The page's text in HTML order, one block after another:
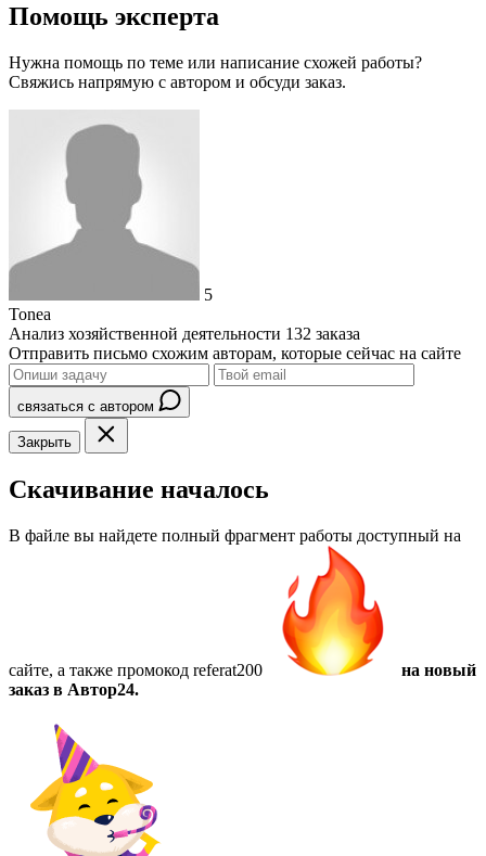
Помощь эксперта
Нужна помощь по теме или написание схожей работы?
Свяжись напрямую с автором и обсуди заказ.
5
Tonea
Анализ хозяйственной деятельности 132 заказа
Отправить письмо схожим авторам, которые сейчас на сайте
связаться с автором
Закрыть
Скачивание началось
В файле вы найдете полный фрагмент работы доступный на
сайте, а также промокод referat200
на новый
заказ в Автор24.